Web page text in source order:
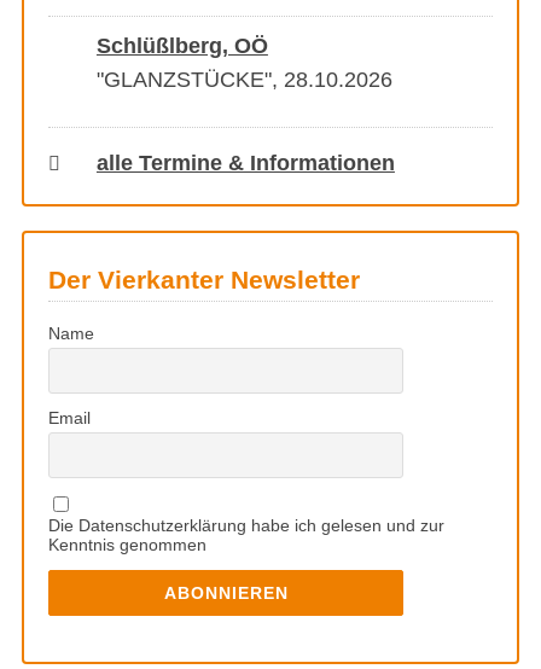
Schlüßlberg, OÖ
"GLANZSTÜCKE", 28.10.2026
alle Termine & Informationen
Der Vierkanter Newsletter
Name
Email
Die Datenschutzerklärung habe ich gelesen und zur
Kenntnis genommen